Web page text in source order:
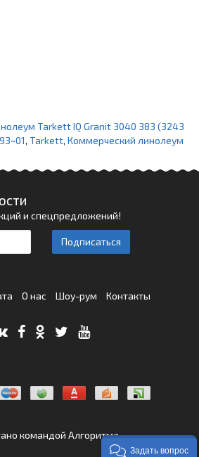
Tarkett IQ Granit 3040 383 (3243
, Tarkett, Коммерческий линолеум
и спецпредложений!
Подписаться
О нас Шоу-рум Контакты
командой Алгоритма
Задать вопрос